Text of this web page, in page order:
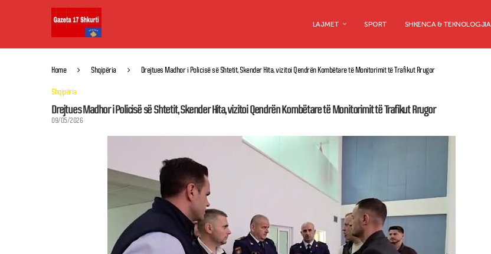
LAJMET SPORT SHKENCA & TEKNOLOGJIA
Home Shqipëria Drejtues Madhor i Policisë së Shtetit, Skender Hita, vizitoi Qendrën Kombëtare të Monitorimit të Trafikut Rrugor
Shqipëria
Drejtues Madhor i Policisë së Shtetit, Skender Hita, vizitoi Qendrën Kombëtare të Monitorimit të Trafikut Rrugor
09/05/2026